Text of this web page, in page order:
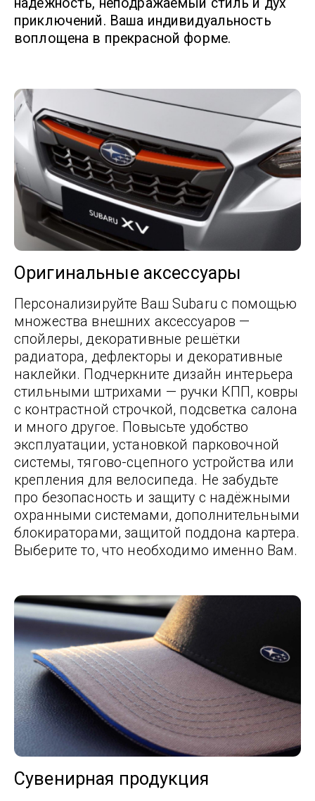
приключений. Ваша индивидуальность
воплощена в прекрасной форме.
Оригинальные аксессуары
Персонализируйте Ваш Subaru с помощью
множества внешних аксессуаров —
спойлеры, декоративные решётки
радиатора, дефлекторы и декоративные
наклейки. Подчеркните дизайн интерьера
стильными штрихами — ручки КПП, ковры
с контрастной строчкой, подсветка салона
и много другое. Повысьте удобство
эксплуатации, установкой парковочной
системы, тягово-сцепного устройства или
крепления для велосипеда. Не забудьте
про безопасность и защиту с надёжными
охранными системами, дополнительными
блокираторами, защитой поддона картера.
Выберите то, что необходимо именно Вам.
Сувенирная продукция